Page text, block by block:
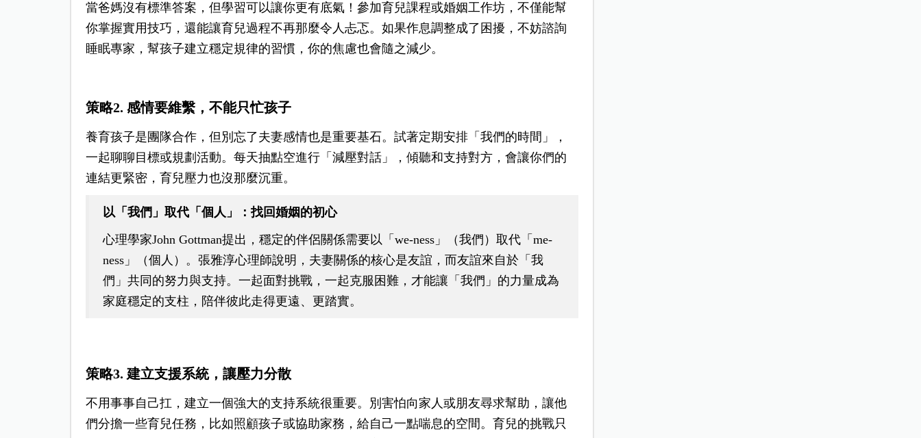
當爸媽沒有標準答案，但學習可以讓你更有底氣！參加育兒課程或婚姻工作坊，不僅能幫
你掌握實用技巧，還能讓育兒過程不再那麼令人忐忑。如果作息調整成了困擾，不妨諮詢
睡眠專家，幫孩子建立穩定規律的習慣，你的焦慮也會隨之減少。
策略2. 感情要維繫，不能只忙孩子
養育孩子是團隊合作，但別忘了夫妻感情也是重要基石。試著定期安排「我們的時間」，
一起聊聊目標或規劃活動。每天抽點空進行「減壓對話」，傾聽和支持對方，會讓你們的
連結更緊密，育兒壓力也沒那麼沉重。
以「我們」取代「個人」：找回婚姻的初心
心理學家John Gottman提出，穩定的伴侶關係需要以「we-ness」（我們）取代「me-
ness」（個人）。張雅淳心理師說明，夫妻關係的核心是友誼，而友誼來自於「我
們」共同的努力與支持。一起面對挑戰，一起克服困難，才能讓「我們」的力量成為
家庭穩定的支柱，陪伴彼此走得更遠、更踏實。
策略3. 建立支援系統，讓壓力分散
不用事事自己扛，建立一個強大的支持系統很重要。別害怕向家人或朋友尋求幫助，讓他
們分擔一些育兒任務，比如照顧孩子或協助家務，給自己一點喘息的空間。育兒的挑戰只